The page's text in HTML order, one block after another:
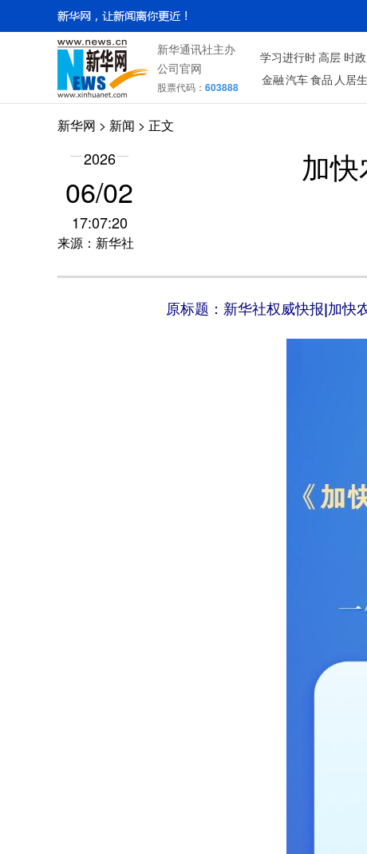
新华通讯社主办
公司官网
股票代码： 603888
学习进行时 高层 时政
金融 汽车 食品 人居
新华网 > 新闻 > 正文
2026
06/02
17:07:20
来源：新华社
加快
原标题：新华社权威快报|加快